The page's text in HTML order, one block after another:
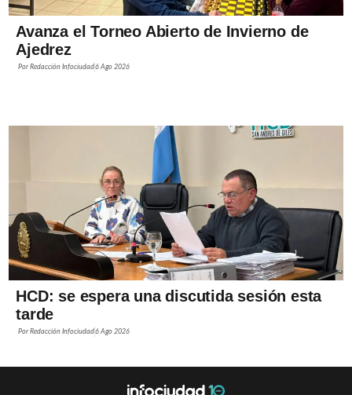
Avanza el Torneo Abierto de Invierno de
Ajedrez
PorRedacción Infociudad6 Ago 2026
HCD: se espera una discutida sesión esta
tarde
PorRedacción Infociudad6 Ago 2026